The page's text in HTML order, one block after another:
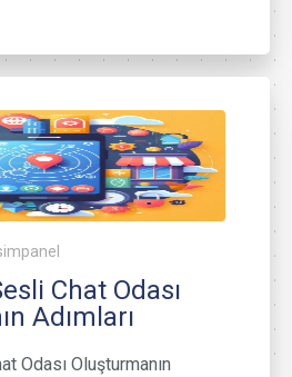
Chat Odası
Adımları
Odası Oluşturmanın